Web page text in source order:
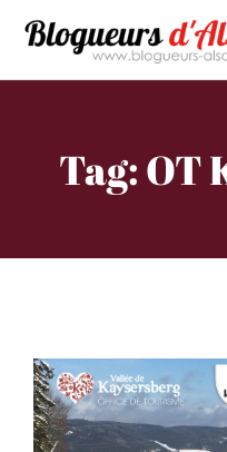
Tag: OT